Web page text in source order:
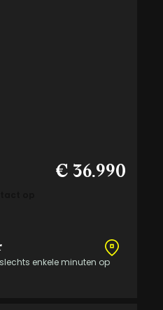
informatie kunnen geen
€ 36.990
enkele minuten op